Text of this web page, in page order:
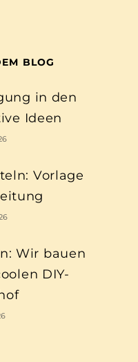
BLOG
in den
Ideen
Vorlage
Wir bauen
DIY-